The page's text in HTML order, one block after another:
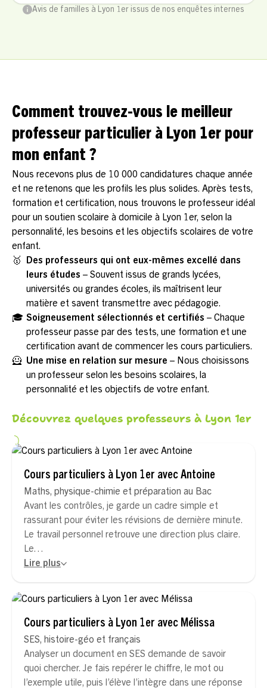
Avis de familles à Lyon 1er issus de nos enquêtes internes
Comment trouvez-vous le meilleur
professeur particulier à Lyon 1er pour
mon enfant ?
Nous recevons plus de 10 000 candidatures chaque année
et ne retenons que les profils les plus solides. Après tests,
formation et certification, nous trouvons le professeur idéal
pour un soutien scolaire à domicile à Lyon 1er, selon la
personnalité, les besoins et les objectifs scolaires de votre
enfant.
🥇
Des professeurs qui ont eux-mêmes excellé dans
leurs études – Souvent issus de grands lycées,
universités ou grandes écoles, ils maîtrisent leur
matière et savent transmettre avec pédagogie.
🎓 Soigneusement sélectionnés et certifiés – Chaque
professeur passe par des tests, une formation et une
certification avant de commencer les cours particuliers.
🦸 Une mise en relation sur mesure – Nous choisissons
un professeur selon les besoins scolaires, la
personnalité et les objectifs de votre enfant.
Découvrez quelques professeurs à Lyon 1er
Cours particuliers à Lyon 1er avec Antoine
Maths, physique-chimie et préparation au Bac
Avant les contrôles, je garde un cadre simple et
rassurant pour éviter les révisions de dernière minute.
Le travail personnel retrouve une direction plus claire.
Le…
Lire plus
Cours particuliers à Lyon 1er avec Mélissa
SES, histoire-géo et français
Analyser un document en SES demande de savoir
quoi chercher. Je fais repérer le chiffre, le mot ou
l’exemple utile, puis l’élève l’intègre dans une réponse